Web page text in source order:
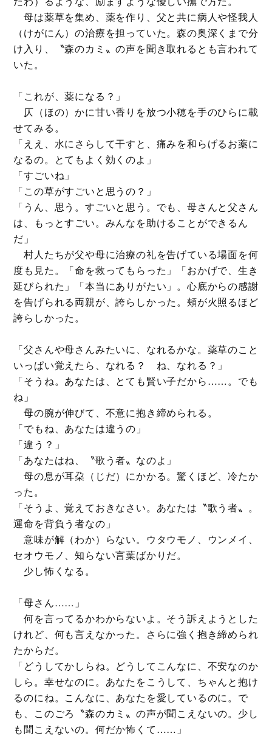
母は薬草を集め、薬を作り、父と共に病人や怪我人
（けがにん）の治療を担っていた。森の奥深くまで分
け入り、〝森のカミ〟の声を聞き取れるとも言われて
いた。
「これが、薬になる？」
仄（ほの）かに甘い香りを放つ小穂を手のひらに載
せてみる。
「ええ、水にさらして干すと、痛みを和らげるお薬に
なるの。とてもよく効くのよ」
「すごいね」
「この草がすごいと思うの？」
「うん、思う。すごいと思う。でも、母さんと父さん
は、もっとすごい。みんなを助けることができるん
だ」
村人たちが父や母に治療の礼を告げている場面を何
度も見た。「命を救ってもらった」「おかげで、生き
延びられた」「本当にありがたい」。心底からの感謝
を告げられる両親が、誇らしかった。頰が火照るほど
誇らしかった。
「父さんや母さんみたいに、なれるかな。薬草のこと
いっぱい覚えたら、なれる？ ね、なれる？」
「そうね。あなたは、とても賢い子だから……。でも
ね」
母の腕が伸びて、不意に抱き締められる。
「でもね、あなたは違うの」
「違う？」
「あなたはね、〝歌う者〟なのよ」
母の息が耳朶（じだ）にかかる。驚くほど、冷たか
った。
「そうよ、覚えておきなさい。あなたは〝歌う者〟。
運命を背負う者なの」
意味が解（わか）らない。ウタウモノ、ウンメイ、
セオウモノ、知らない言葉ばかりだ。
少し怖くなる。
「母さん……」
何を言ってるかわからないよ。そう訴えようとした
けれど、何も言えなかった。さらに強く抱き締められ
たからだ。
「どうしてかしらね。どうしてこんなに、不安なのか
しら。幸せなのに。あなたをこうして、ちゃんと抱け
るのにね。こんなに、あなたを愛しているのに。で
も、このごろ〝森のカミ〟の声が聞こえないの。少し
も聞こえないの。何だか怖くて……」